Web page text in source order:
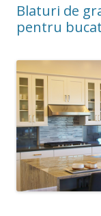
Blaturi de
pentru